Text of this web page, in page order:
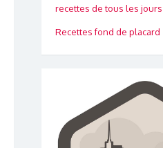
recettes de tous les jours
Recettes fond de placard